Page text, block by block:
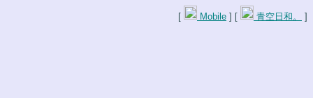
[ Mobile ] [ 青空日和。 ]